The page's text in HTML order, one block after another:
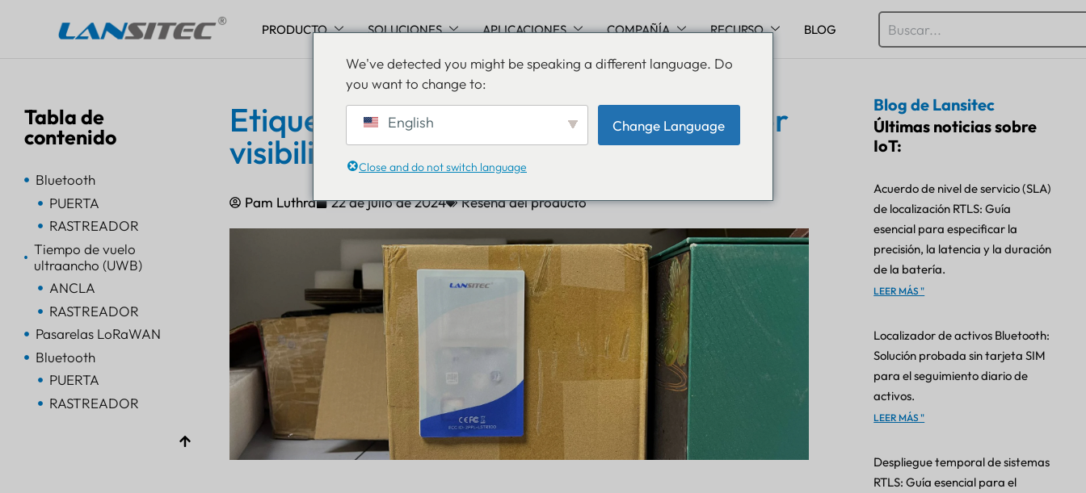
PRODUCTO SOLUCIONES APLICACIONES COMPAÑÍA RECURSO BLOG
Tabla de
contenido
Bluetooth
PUERTA
RASTREADOR
Tiempo de vuelo
ultraancho (UWB)
ANCLA
RASTREADOR
Pasarelas LoRaWAN
Bluetooth
PUERTA
RASTREADOR
Etiquetas SmartTrack™ para una mejor
visibilidad de la cadena de suministro
Pam Luthra 22 de julio de 2024 Reseña del producto
Blog de Lansitec
Últimas noticias sobre
IoT:
Acuerdo de nivel de servicio (SLA)
de localización RTLS: Guía
esencial para especificar la
precisión, la latencia y la duración
de la batería.
LEER MÁS "
Localizador de activos Bluetooth:
Solución probada sin tarjeta SIM
para el seguimiento diario de
activos.
LEER MÁS "
Despliegue temporal de sistemas
RTLS: Guía esencial para el
We've detected you might be speaking a different language. Do
you want to change to:
English Change Language
Close and do not switch language